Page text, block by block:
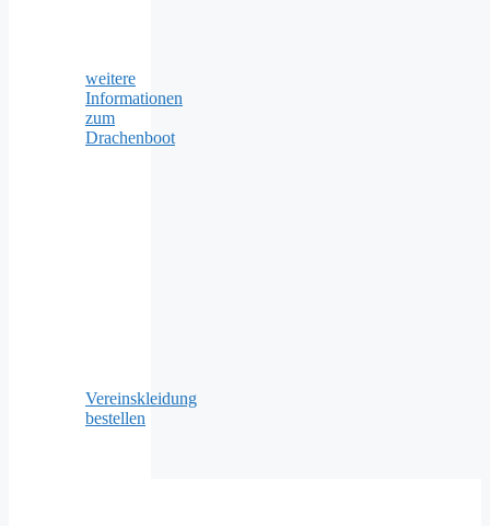
weitere
Informationen
zum
Drachenboot
Vereinskleidung
bestellen